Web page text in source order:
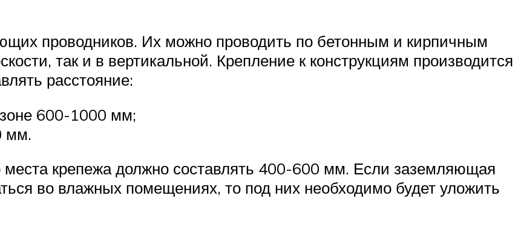
проводников. Их можно проводить по бетонным и кирпичным
так и в вертикальной. Крепление к конструкциям производится
расстояние:
600-1000 мм;
мм.
места крепежа должно составлять 400-600 мм. Если заземляющая
во влажных помещениях, то под них необходимо будет уложить